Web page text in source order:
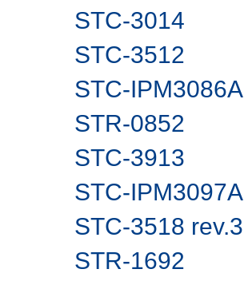
STC-3014
STC-3512
STC-IPM3086A
STR-0852
STC-3913
STC-IPM3097A
STC-3518 rev.3
STR-1692